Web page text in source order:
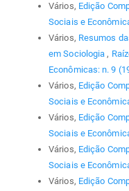
Vários, Edição
Sociais e
Vários, Resumos
em Sociologia,
Econômicas: n. 9
Vários, Edição
Sociais e
Vários, Edição
Sociais e
Vários, Edição
Sociais e
Vários, Edição